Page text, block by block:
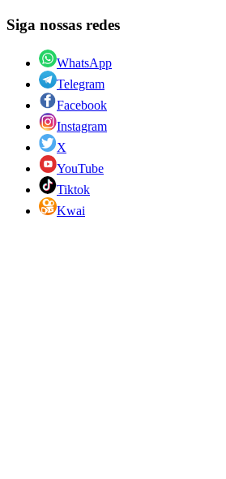
Siga nossas redes
WhatsApp
Telegram
Facebook
Instagram
X
YouTube
Tiktok
Kwai